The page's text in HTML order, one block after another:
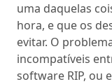
uma daquelas
hora, e que os
evitar. O
incompatíveis
software RIP, ou